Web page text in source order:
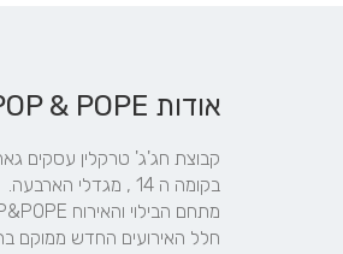
אודות POP & POPE | פופ אנד פופ